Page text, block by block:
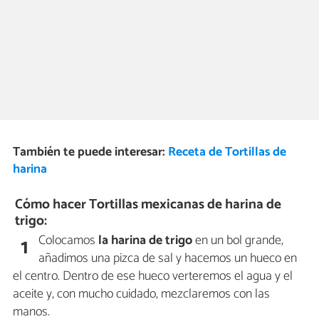
También te puede interesar: Receta de Tortillas de
harina
Cómo hacer Tortillas mexicanas de harina de
trigo:
1 Colocamos la harina de trigoen un bol grande,
añadimos una pizca de sal y hacemos un hueco en
el centro. Dentro de ese hueco verteremos el agua y el
aceite y, con mucho cuidado, mezclaremos con las
manos.